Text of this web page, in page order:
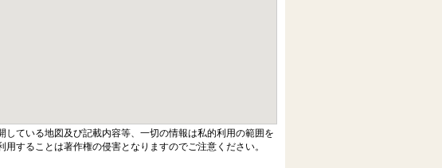
している地図及び記載内容等、一切の情報は私的利用の範囲を
することは著作権の侵害となりますのでご注意ください。